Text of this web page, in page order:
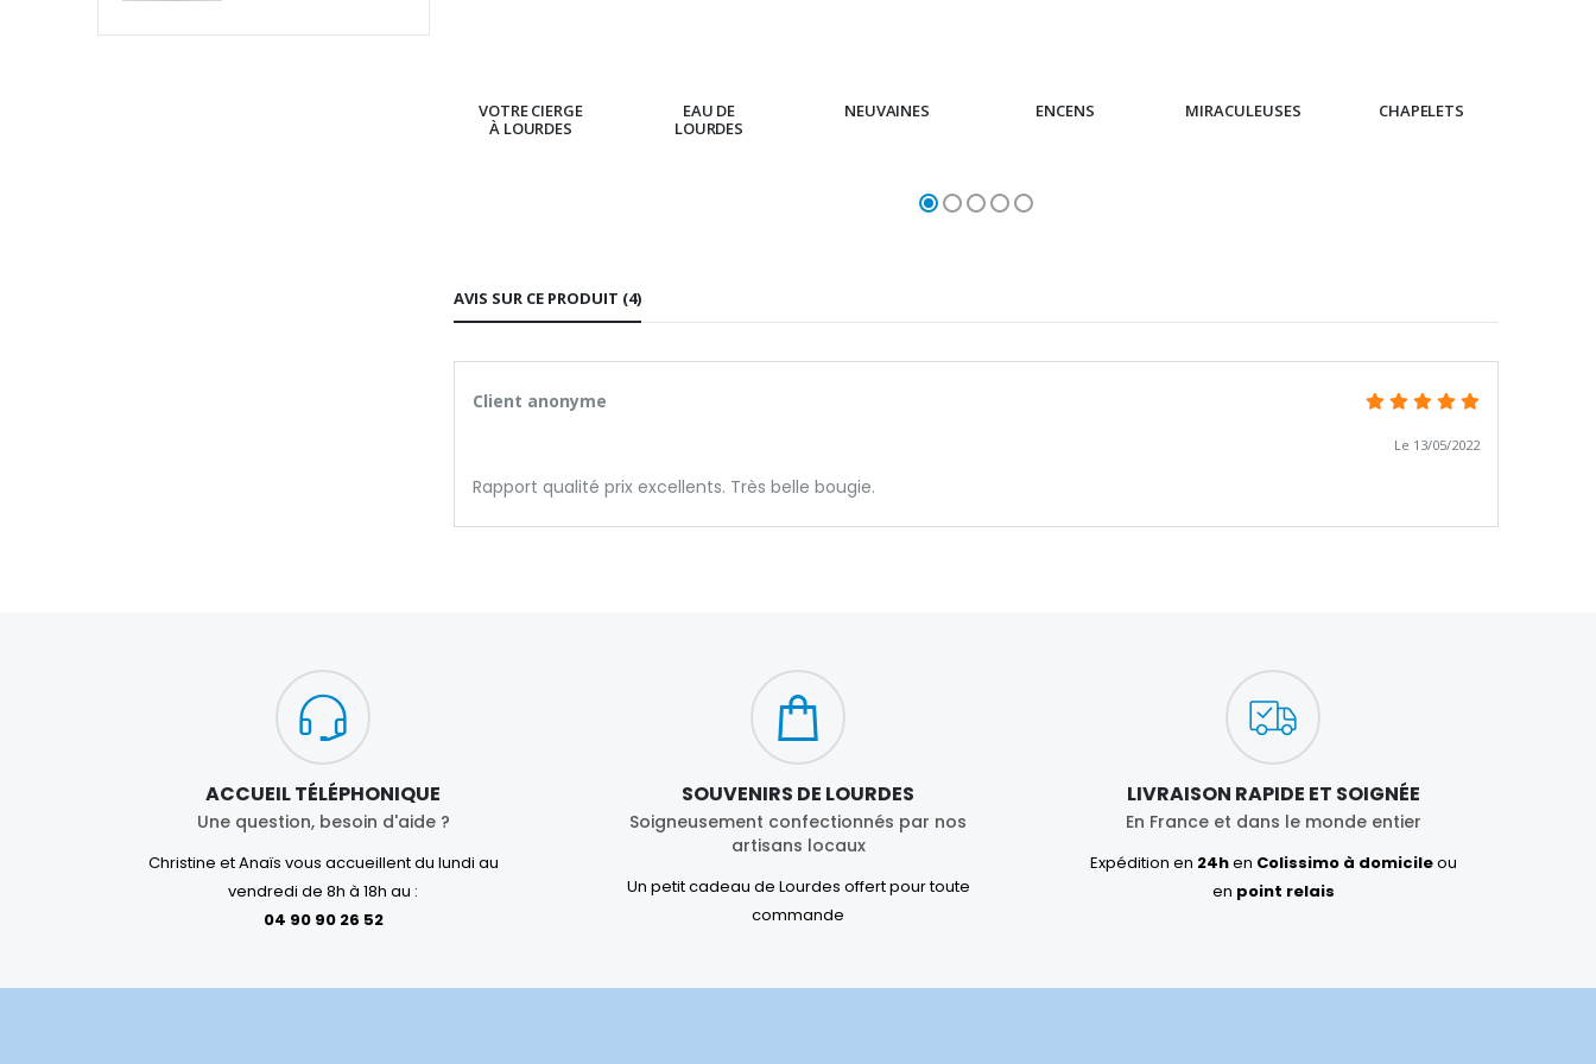
VOTRE CIERGE
À LOURDES
EAU DE
LOURDES
NEUVAINES ENCENS MIRACULEUSES CHAPELETS
AVIS SUR CE PRODUIT (4)
Client anonyme
Le 13/05/2022
Rapport qualité prix excellents. Très belle bougie.
ACCUEIL TÉLÉPHONIQUE
Une question, besoin d'aide ?
Christine et Anaïs vous accueillent du lundi au
vendredi de 8h à 18h au :
04 90 90 26 52
SOUVENIRS DE LOURDES
Soigneusement confectionnés par nos
artisans locaux
Un petit cadeau de Lourdes offert pour toute
commande
LIVRAISON RAPIDE ET SOIGNÉE
En France et dans le monde entier
Expédition en 24hen Colissimo à domicileou
en point relais